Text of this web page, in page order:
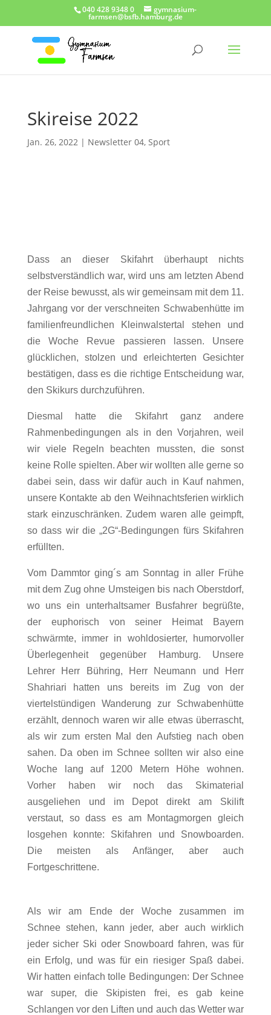
040 428 9348 0 gymnasium-
farmsen@bsfb.hamburg.de
Skireise 2022
Jan. 26, 2022| Newsletter 04, Sport
Dass an dieser Skifahrt überhaupt nichts
selbstverständlich war, wird uns am letzten Abend
der Reise bewusst, als wir gemeinsam mit dem 11.
Jahrgang vor der verschneiten Schwabenhütte im
familienfreundlichen Kleinwalstertal stehen und
die Woche Revue passieren lassen. Unsere
glücklichen, stolzen und erleichterten Gesichter
bestätigen, dass es die richtige Entscheidung war,
den Skikurs durchzuführen.
Diesmal hatte die Skifahrt ganz andere
Rahmenbedingungen als in den Vorjahren, weil
wir viele Regeln beachten mussten, die sonst
keine Rolle spielten. Aber wir wollten alle gerne so
dabei sein, dass wir dafür auch in Kauf nahmen,
unsere Kontakte ab den Weihnachtsferien wirklich
stark einzuschränken. Zudem waren alle geimpft,
so dass wir die „2G“-Bedingungen fürs Skifahren
erfüllten.
Vom Dammtor ging´s am Sonntag in aller Frühe
mit dem Zug ohne Umsteigen bis nach Oberstdorf,
wo uns ein unterhaltsamer Busfahrer begrüßte,
der euphorisch von seiner Heimat Bayern
schwärmte, immer in wohldosierter, humorvoller
Überlegenheit gegenüber Hamburg. Unsere
Lehrer Herr Bühring, Herr Neumann und Herr
Shahriari hatten uns bereits im Zug von der
viertelstündigen Wanderung zur Schwabenhütte
erzählt, dennoch waren wir alle etwas überrascht,
als wir zum ersten Mal den Aufstieg nach oben
sahen. Da oben im Schnee sollten wir also eine
Woche lang auf 1200 Metern Höhe wohnen.
Vorher haben wir noch das Skimaterial
ausgeliehen und im Depot direkt am Skilift
verstaut, so dass es am Montagmorgen gleich
losgehen konnte: Skifahren und Snowboarden.
Die meisten als Anfänger, aber auch
Fortgeschrittene.
Als wir am Ende der Woche zusammen im
Schnee stehen, kann jeder, aber auch wirklich
jeder sicher Ski oder Snowboard fahren, was für
ein Erfolg, und was für ein riesiger Spaß dabei.
Wir hatten einfach tolle Bedingungen: Der Schnee
war super, die Skipisten frei, es gab keine
Schlangen vor den Liften und auch das Wetter war